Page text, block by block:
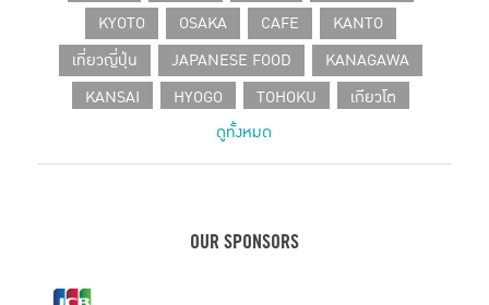
KYOTO
OSAKA CAFE
KANTO
เที่ยวญี่ปุ่น
JAPANESE FOOD
KANAGAWA
KANSAI
HYOGO TOHOKU
เกียวโต
CHUBU โอซาก้า
CAFE IN TOKYO
JAPANESE PRODUCT
ชิซูโอกะ กรุงโตเกียว
ดูทั้งหมด
OUR SPONSORS